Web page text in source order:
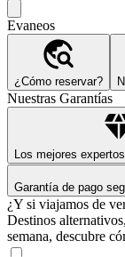
Evaneos
¿Cómo reservar?
Nuestras Garantías
Los mejores
Garantía de pago
¿Y si viajamos de
Destinos
semana, descubre